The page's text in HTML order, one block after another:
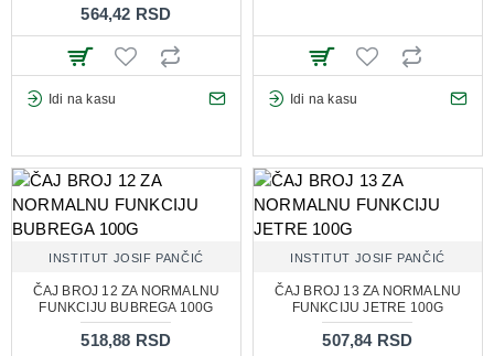
564,42 RSD
Idi na kasu Idi na kasu
INSTITUT JOSIF PANČIĆ
ČAJ BROJ 12 ZA NORMALNU
FUNKCIJU BUBREGA 100G
518,88 RSD
INSTITUT JOSIF PANČIĆ
ČAJ BROJ 13 ZA NORMALNU
FUNKCIJU JETRE 100G
507,84 RSD